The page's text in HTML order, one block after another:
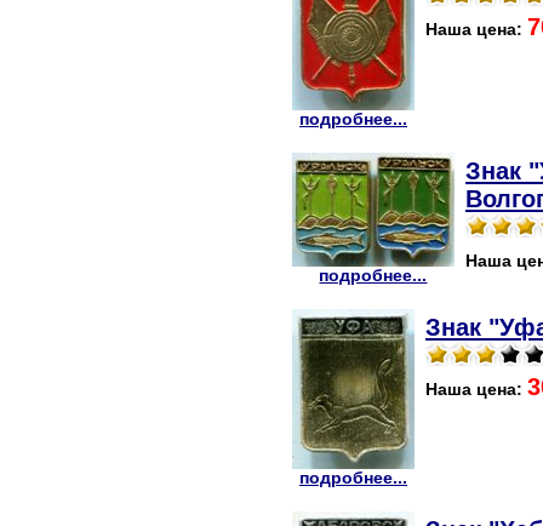
подробнее...
Наша цена:
подробнее...
Знак
Наша
подробнее...
Знак
Наша цена: